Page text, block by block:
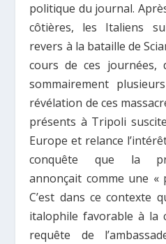
politique du journal.
côtières, les Italiens
revers à la bataille de
cours de ces journées,
sommairement
révélation de ces
présents à Tripoli
Europe et relance
conquête que la
annonçait comme une «
C’est dans ce contexte
italophile favorable à la
requête de